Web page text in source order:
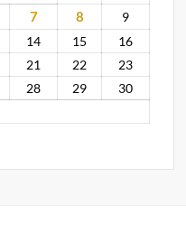
7 8
9
14 15
16
21 22
23
28 29
30